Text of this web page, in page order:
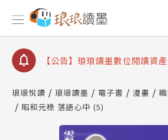
【公告】琅琅書店服務升級重要
查詢
【公告】因 Readmoo 讀墨系
【公告】琅琅讀墨數位閱讀資
【公告】琅琅讀墨 3 分鐘完成
請圖文教學
【公告】琅琅書店服務升級重
琅琅悅讀 琅琅讀墨 電子書 漫畫
昭和元祿 落語心中 (5)